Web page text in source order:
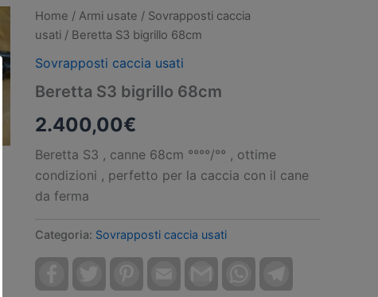
Home / Armi usate / Sovrapposti caccia
usati/ Beretta S3 bigrillo 68cm
Sovrapposti caccia usati
Beretta S3 bigrillo 68cm
2.400,00€
Beretta S3 , canne 68cm °°°°/°° , ottime
condizioni , perfetto per la caccia con il cane
da ferma
Categoria: Sovrapposti caccia usati
FacebookTwitter Pinterest Email Gmail WhatsApp